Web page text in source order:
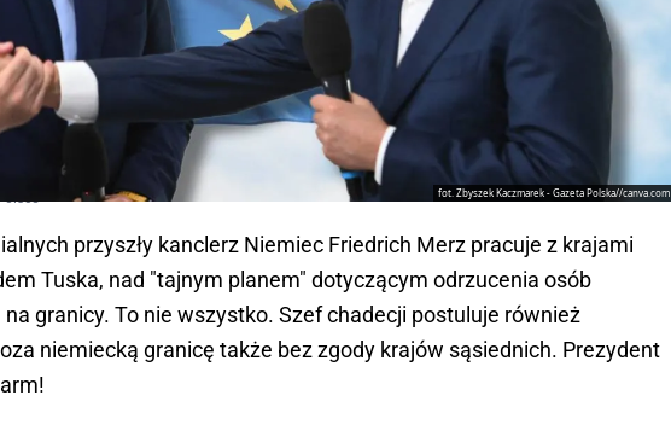
fot. Zbyszek Kaczmarek - Gazeta Polska//canva.com
przyszły kanclerz Niemiec Friedrich Merz pracuje z krajami
Tuska, nad "tajnym planem" dotyczącym odrzucenia osób
granicy. To nie wszystko. Szef chadecji postuluje również
niemiecką granicę także bez zgody krajów sąsiednich. Prezydent